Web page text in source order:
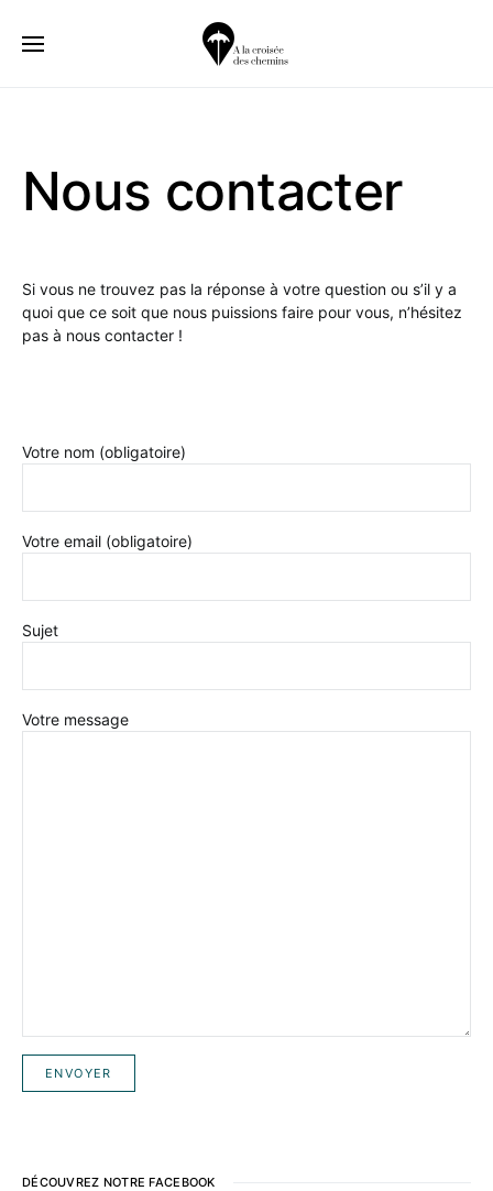
Nous contacter
Si vous ne trouvez pas la réponse à votre question ou s’il y a
quoi que ce soit que nous puissions faire pour vous, n’hésitez
pas à nous contacter !
Votre nom (obligatoire)
Votre email (obligatoire)
Sujet
Votre message
DÉCOUVREZ NOTRE FACEBOOK